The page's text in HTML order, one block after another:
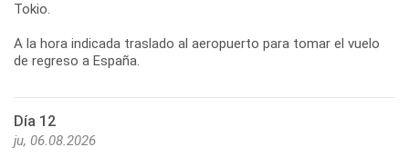
Tokio.
A la hora indicada traslado al aeropuerto para tomar el vuelo
de regreso a España.
Día 12
ju, 06.08.2026